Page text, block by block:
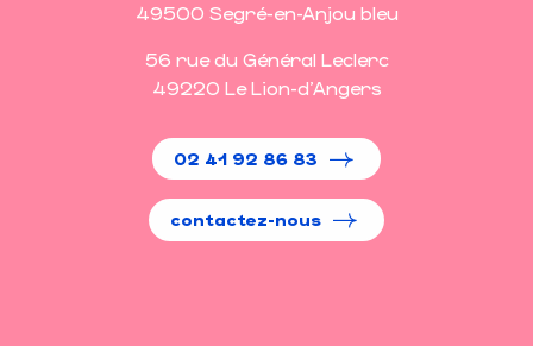
49500 Segré-en-Anjou bleu
56 rue du Général Leclerc
49220 Le Lion-d'Angers
02 41 92 86 83
contactez-nous